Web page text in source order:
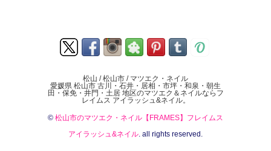
松山 / 松山市 / マツエク・ネイル
愛媛県 松山市 古川・石井・居相・市坪・和泉・朝生
田・保免・井門・土居 地区のマツエク＆ネイルならフ
レイムス アイラッシュ&ネイル。
© 松山市のマツエク・ネイル【FRAMES】フレイムス
アイラッシュ&ネイル. all rights reserved.